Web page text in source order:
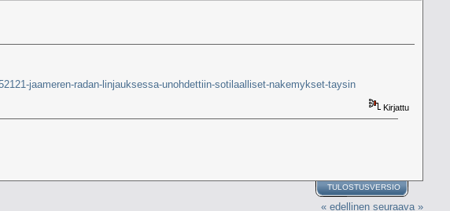
jaameren-radan-linjauksessa-unohdettiin-sotilaalliset-nakemykset-taysin
Kirjattu
TULOSTUSVERSIO
« edellinen seuraava »